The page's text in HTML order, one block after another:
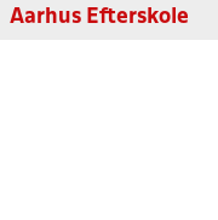
Aarhus Efterskole